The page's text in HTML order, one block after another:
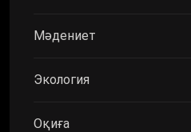
Мәдениет
Экология
Оқиға